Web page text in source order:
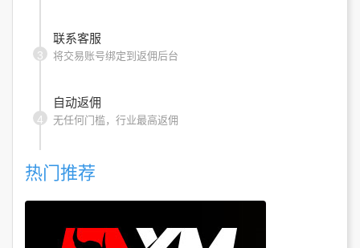
3
联系客服
将交易账号绑定到返佣后台
4
自动返佣
无任何门槛，行业最高返佣
热门推荐